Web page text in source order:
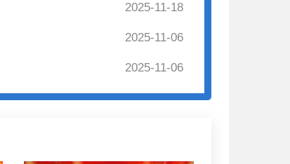
2025-11-18
2025-11-06
2025-11-06